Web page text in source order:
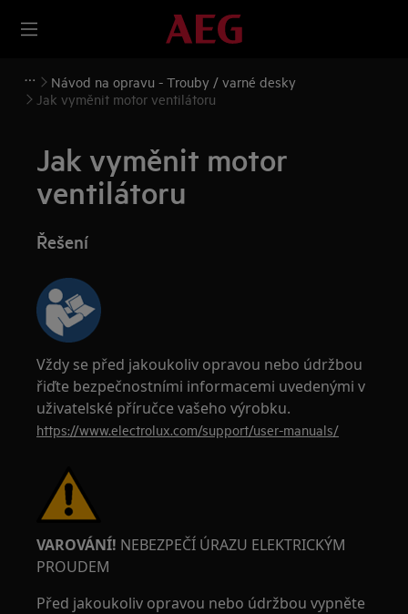
Návod na opravu - Trouby / varné desky
Jak vyměnit motor ventilátoru
Jak vyměnit motor
ventilátoru
Řešení
Vždy se před jakoukoliv opravou nebo údržbou
řiďte bezpečnostními informacemi uvedenými v
uživatelské příručce vašeho výrobku.
https://www.electrolux.com/support/user-manuals/
VAROVÁNÍ! NEBEZPEČÍ ÚRAZU ELEKTRICKÝM
PROUDEM
Před jakoukoliv opravou nebo údržbou vypněte